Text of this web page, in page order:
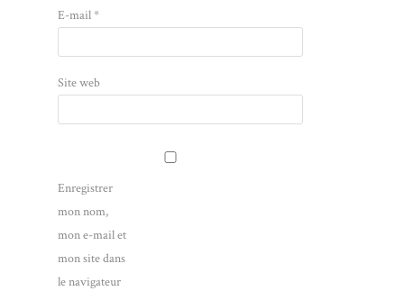
E-mail*
Site web
Enregistrer
mon nom,
mon e-mail et
mon site dans
le navigateur